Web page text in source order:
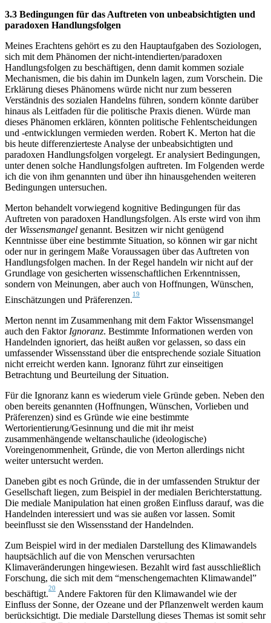
3.3 Bedingungen für das Auftreten von unbeabsichtigten und
paradoxen Handlungsfolgen
Meines Erachtens gehört es zu den Hauptaufgaben des Soziologen,
sich mit dem Phänomen der nicht-intendierten/paradoxen
Handlungsfolgen zu beschäftigen, denn damit kommen soziale
Mechanismen, die bis dahin im Dunkeln lagen, zum Vorschein. Die
Erklärung dieses Phänomens würde nicht nur zum besseren
Verständnis des sozialen Handelns führen, sondern könnte darüber
hinaus als Leitfaden für die politische Praxis dienen. Würde man
dieses Phänomen erklären, könnten politische Fehlentscheidungen
und -entwicklungen vermieden werden. Robert K. Merton hat die
bis heute differenzierteste Analyse der unbeabsichtigten und
paradoxen Handlungsfolgen vorgelegt. Er analysiert Bedingungen,
unter denen solche Handlungsfolgen auftreten. Im Folgenden werde
ich die von ihm genannten und über ihn hinausgehenden weiteren
Bedingungen untersuchen.
Merton behandelt vorwiegend kognitive Bedingungen für das
Auftreten von paradoxen Handlungsfolgen. Als erste wird von ihm
der Wissensmangel genannt. Besitzen wir nicht genügend
Kenntnisse über eine bestimmte Situation, so können wir gar nicht
oder nur in geringem Maße Voraussagen über das Auftreten von
Handlungsfolgen machen. In der Regel handeln wir nicht auf der
Grundlage von gesicherten wissenschaftlichen Erkenntnissen,
sondern von Meinungen, aber auch von Hoffnungen, Wünschen,
Einschätzungen und Präferenzen.
19
Merton nennt im Zusammenhang mit dem Faktor Wissensmangel
auch den Faktor Ignoranz. Bestimmte Informationen werden von
Handelnden ignoriert, das heißt außen vor gelassen, so dass ein
umfassender Wissensstand über die entsprechende soziale Situation
nicht erreicht werden kann. Ignoranz führt zur einseitigen
Betrachtung und Beurteilung der Situation.
Für die Ignoranz kann es wiederum viele Gründe geben. Neben den
oben bereits genannten (Hoffnungen, Wünschen, Vorlieben und
Präferenzen) sind es Gründe wie eine bestimmte
Wertorientierung/Gesinnung und die mit ihr meist
zusammenhängende weltanschauliche (ideologische)
Voreingenommenheit, Gründe, die von Merton allerdings nicht
weiter untersucht werden.
Daneben gibt es noch Gründe, die in der umfassenden Struktur der
Gesellschaft liegen, zum Beispiel in der medialen Berichterstattung.
Die mediale Manipulation hat einen großen Einfluss darauf, was die
Handelnden interessiert und was sie außen vor lassen. Somit
beeinflusst sie den Wissensstand der Handelnden.
Zum Beispiel wird in der medialen Darstellung des Klimawandels
hauptsächlich auf die von Menschen verursachten
Klimaveränderungen hingewiesen. Bezahlt wird fast ausschließlich
Forschung, die sich mit dem “menschengemachten Klimawandel”
beschäftigt.
20
Andere Faktoren für den Klimawandel wie der
Einfluss der Sonne, der Ozeane und der Pflanzenwelt werden kaum
berücksichtigt. Die mediale Darstellung dieses Themas ist somit sehr